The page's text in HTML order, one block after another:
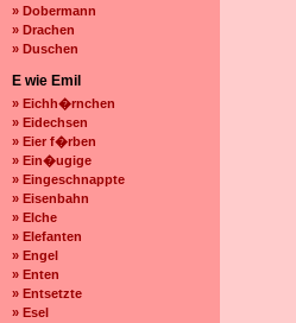
» Dobermann
» Drachen
» Duschen
E wie Emil
» Eichh�rnchen
» Eidechsen
» Eier f�rben
» Ein�ugige
» Eingeschnappte
» Eisenbahn
» Elche
» Elefanten
» Engel
» Enten
» Entsetzte
» Esel